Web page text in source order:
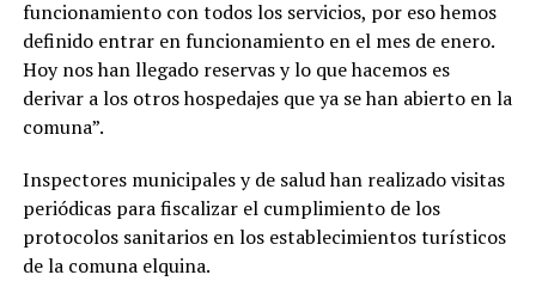
funcionamiento con todos los servicios, por eso hemos
definido entrar en funcionamiento en el mes de enero.
Hoy nos han llegado reservas y lo que hacemos es
derivar a los otros hospedajes que ya se han abierto en la
comuna”.
Inspectores municipales y de salud han realizado visitas
periódicas para fiscalizar el cumplimiento de los
protocolos sanitarios en los establecimientos turísticos
de la comuna elquina.